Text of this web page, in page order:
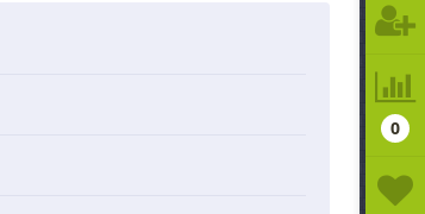
0